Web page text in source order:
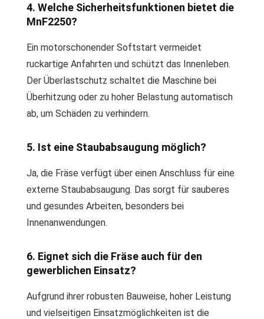
4. Welche Sicherheitsfunktionen bietet die
MnF2250?
Ein motorschonender Softstart vermeidet
ruckartige Anfahrten und schützt das Innenleben.
Der Überlastschutz schaltet die Maschine bei
Überhitzung oder zu hoher Belastung automatisch
ab, um Schäden zu verhindern.
5. Ist eine Staubabsaugung möglich?
Ja, die Fräse verfügt über einen Anschluss für eine
externe Staubabsaugung. Das sorgt für sauberes
und gesundes Arbeiten, besonders bei
Innenanwendungen.
6. Eignet sich die Fräse auch für den
gewerblichen Einsatz?
Aufgrund ihrer robusten Bauweise, hoher Leistung
und vielseitigen Einsatzmöglichkeiten ist die